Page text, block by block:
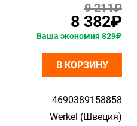
4690389158858
Werkel (Швеция)
9 211₽
8 382₽
Ваша экономия 829₽
В КОРЗИНУ